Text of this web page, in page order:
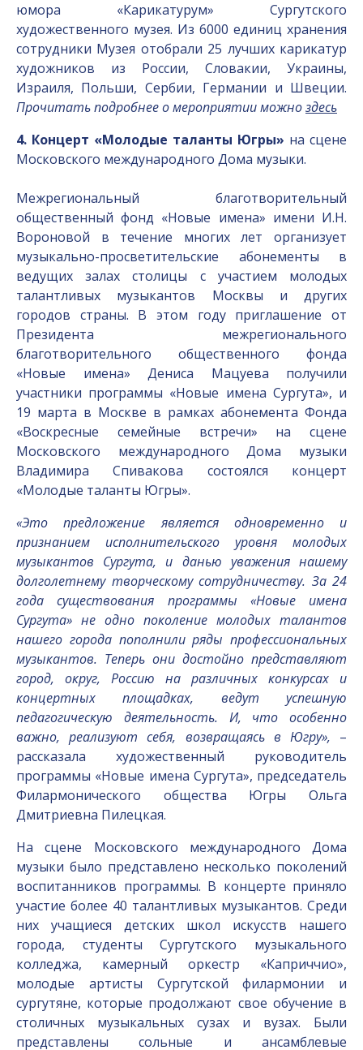
юмора «Карикатурум» Сургутского
художественного музея. Из 6000 единиц хранения
сотрудники Музея отобрали 25 лучших карикатур
художников из России, Словакии, Украины,
Израиля, Польши, Сербии, Германии и Швеции.
Прочитать подробнее о мероприятии можноздесь
4. Концерт «Молодые таланты Югры» на сцене
Московского международного Дома музыки.
Межрегиональный благотворительный
общественный фонд «Новые имена» имени И.Н.
Вороновой в течение многих лет организует
музыкально-просветительские абонементы в
ведущих залах столицы с участием молодых
талантливых музыкантов Москвы и других
городов страны. В этом году приглашение от
Президента межрегионального
благотворительного общественного фонда
«Новые имена» Дениса Мацуева получили
участники программы «Новые имена Сургута», и
19 марта в Москве в рамках абонемента Фонда
«Воскресные семейные встречи» на сцене
Московского международного Дома музыки
Владимира Спивакова состоялся концерт
«Молодые таланты Югры».
«Это предложение является одновременно и
признанием исполнительского уровня молодых
музыкантов Сургута, и данью уважения нашему
долголетнему творческому сотрудничеству. За 24
года существования программы «Новые имена
Сургута» не одно поколение молодых талантов
нашего города пополнили ряды профессиональных
музыкантов. Теперь они достойно представляют
город, округ, Россию на различных конкурсах и
концертных площадках, ведут успешную
педагогическую деятельность. И, что особенно
важно, реализуют себя, возвращаясь в Югру», –
рассказала художественный руководитель
программы «Новые имена Сургута», председатель
Филармонического общества Югры Ольга
Дмитриевна Пилецкая.
На сцене Московского международного Дома
музыки было представлено несколько поколений
воспитанников программы. В концерте приняло
участие более 40 талантливых музыкантов. Среди
них учащиеся детских школ искусств нашего
города, студенты Сургутского музыкального
колледжа, камерный оркестр «Каприччио»,
молодые артисты Сургутской филармонии и
сургутяне, которые продолжают свое обучение в
столичных музыкальных сузах и вузах. Были
представлены сольные и ансамблевые